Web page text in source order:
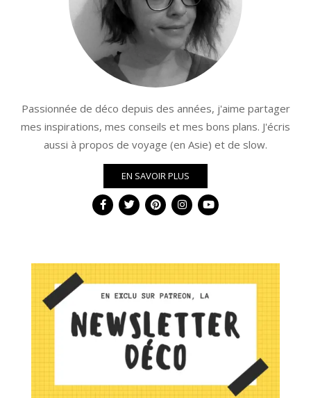
Passionnée de déco depuis des années, j'aime partager
mes inspirations, mes conseils et mes bons plans. J'écris
aussi à propos de voyage (en Asie) et de slow.
EN SAVOIR PLUS